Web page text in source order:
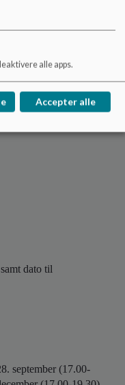
input til punkter
d. 16. juni.
dato til
september (17.00-
alle apps.
Accepter alle